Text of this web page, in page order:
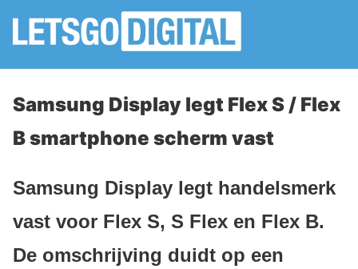
Samsung Display legt Flex S / Flex
B smartphone scherm vast
Samsung Display legt handelsmerk
vast voor Flex S, S Flex en Flex B.
De omschrijving duidt op een